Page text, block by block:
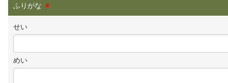
ふりがな ※
せい
めい